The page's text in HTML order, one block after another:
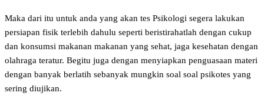
Maka dari itu untuk anda yang akan tes Psikologi segera lakukan
persiapan fisik terlebih dahulu seperti beristirahatlah dengan cukup
dan konsumsi makanan makanan yang sehat, jaga kesehatan dengan
olahraga teratur. Begitu juga dengan menyiapkan penguasaan materi
dengan banyak berlatih sebanyak mungkin soal soal psikotes yang
sering diujikan.